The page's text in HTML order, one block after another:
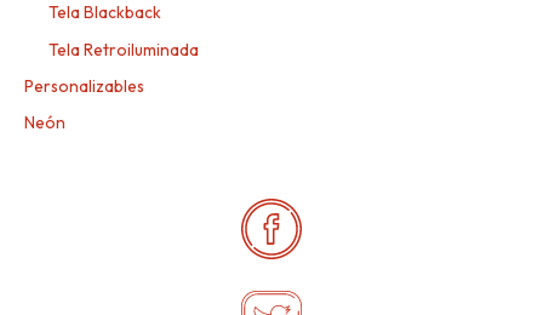
Tela Blackback
Tela Retroiluminada
Personalizables
Neón